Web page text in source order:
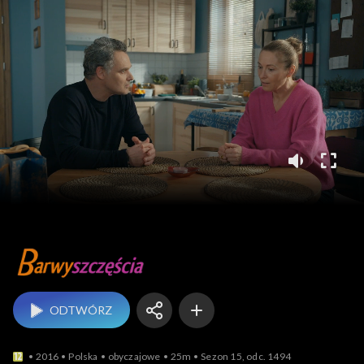
Barwy szczęścia
ODTWÓRZ
2016 Polska obyczajowe 25m Sezon 15, odc. 1494